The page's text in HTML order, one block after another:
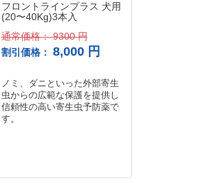
フロントラインプラス 犬用
(20〜40Kg)3本入
通常価格：9300 円
割引価格： 8,000 円
ノミ、ダニといった外部寄生
虫からの広範な保護を提供し
信頼性の高い寄生虫予防薬で
す。